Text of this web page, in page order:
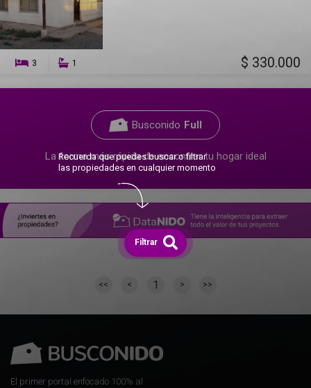
3 1 $ 330.000
Busconido Full
La forma más rápida de encontrar tu hogar ideal
<< < 1 > >>
El primer portal enfocado 100% al
Recuerda que puedes buscar o filtrar
las propiedades en cualquier momento
Filtrar